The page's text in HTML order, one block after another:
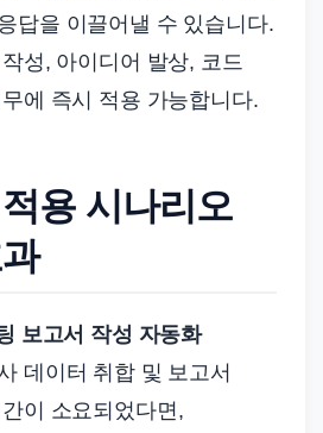
답을 이끌어낼 수 있습니다.
성, 아이디어 발상, 코드
에 즉시 적용 가능합니다.
용 시나리오
보고서 작성 자동화
데이터 취합 및 보고서
이 소요되었다면,